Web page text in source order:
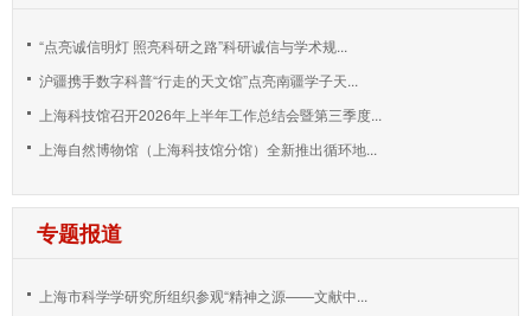
“点亮诚信明灯 照亮科研之路”科研诚信与学术规...
沪疆携手数字科普“行走的天文馆”点亮南疆学子天...
上海科技馆召开2026年上半年工作总结会暨第三季度...
上海自然博物馆（上海科技馆分馆）全新推出循环地...
专题报道
上海市科学学研究所组织参观“精神之源——文献中...